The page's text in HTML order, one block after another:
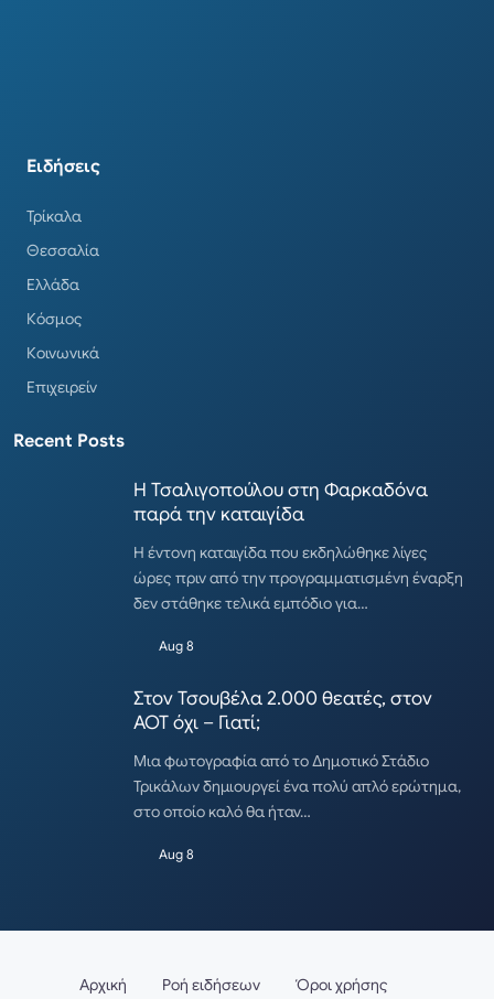
Ειδήσεις
Τρίκαλα
Θεσσαλία
Ελλάδα
Κόσμος
Κοινωνικά
Επιχειρείν
Recent Posts
Η Τσαλιγοπούλου στη Φαρκαδόνα
παρά την καταιγίδα
Η έντονη καταιγίδα που εκδηλώθηκε λίγες
ώρες πριν από την προγραμματισμένη έναρξη
δεν στάθηκε τελικά εμπόδιο για…
Aug 8
Στον Τσουβέλα 2.000 θεατές, στον
ΑΟΤ όχι – Γιατί;
Μια φωτογραφία από το Δημοτικό Στάδιο
Τρικάλων δημιουργεί ένα πολύ απλό ερώτημα,
στο οποίο καλό θα ήταν…
Aug 8
Αρχική Ροή ειδήσεων Όροι χρήσης